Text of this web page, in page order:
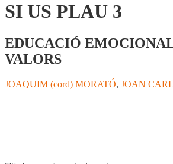
SI US PLAU 3
EDUCACIÓ
VALORS
JOAQUIM (cord) MORATÓ, JOAN